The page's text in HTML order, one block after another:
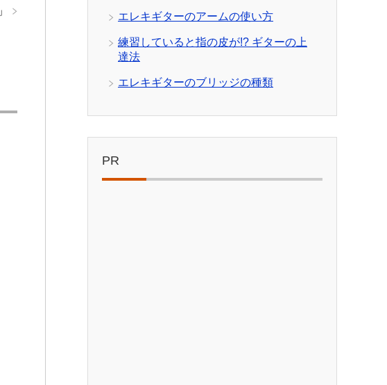
」 エレキギターのアームの使い方
練習していると指の皮が!? ギターの上
達法
エレキギターのブリッジの種類
PR